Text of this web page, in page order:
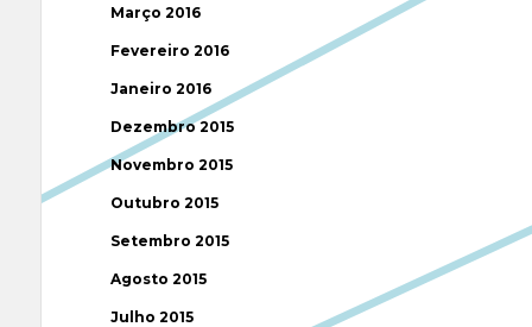
Março 2016
Fevereiro 2016
Janeiro 2016
Dezembro 2015
Novembro 2015
Outubro 2015
Setembro 2015
Agosto 2015
Julho 2015